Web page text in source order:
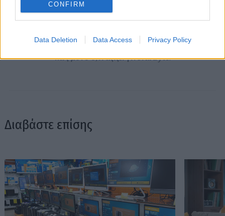
CONFIRM
Data Deletion Data Access Privacy Policy
συνοικιακά κουτούκια και σε τρέντι μπαρ, και θα σου μιλήσει
με τον ίδιο ενθουσιασμό για τα ταξίδια της, τα νέα της
και τις τελευταίες τάσεις σε διατροφή και άσκηση. Υπόσχεται
πως μόνο ό,τι αξίζει γίνεται byte.
Διαβάστε επίσης